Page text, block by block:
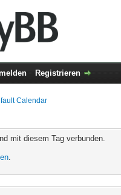
Registrieren
Calendar
mit diesem Tag verbunden.
.